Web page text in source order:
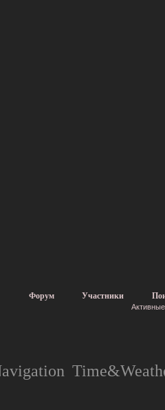
Форум Участники